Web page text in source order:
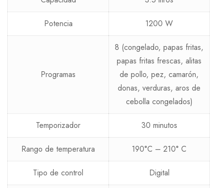
Potencia 1200 W
Programas
8 (congelado, papas fritas,
papas fritas frescas, alitas
de pollo, pez, camarón,
donas, verduras, aros de
cebolla congelados)
Temporizador 30 minutos
Rango de temperatura 190°C – 210° C
Tipo de control Digital